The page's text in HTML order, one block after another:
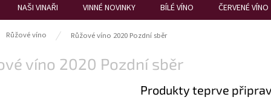
NAŠI VINAŘI VINNÉ NOVINKY BÍLÉ VÍNO ČERVENÉ VÍNO
Růžové víno Růžové víno 2020 Pozdní sběr
víno 2020 Pozdní sběr
Produkty teprve